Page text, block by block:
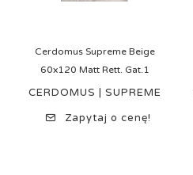
Cerdomus Supreme Beige
60x120 Matt Rett. Gat.1
CERDOMUS | SUPREME
Zapytaj o cenę!